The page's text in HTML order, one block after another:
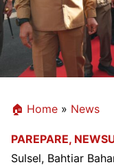
🏠 Home » News
PAREPARE,
Sulsel, Bahtiar